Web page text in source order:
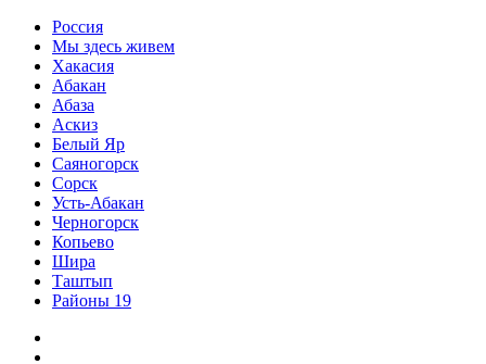
Перейти
содержимому
Россия
Мы здесь живем
Хакасия
Абакан
Абаза
Аскиз
Белый Яр
Саяногорск
Сорск
Усть-Абакан
Черногорск
Копьево
Шира
Таштып
Районы 19